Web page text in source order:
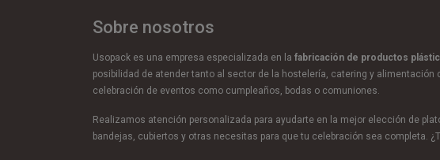
Sobre nosotros
Usopack es una empresa especializada en la fabricación de productos
posibilidad de atender tanto al sector de la hostelería, catering y alimentación
celebración de eventos como cumpleaños, bodas o comuniones.
Realizamos atención personalizada para ayudarte en la mejor elección de
bandejas, cubiertos y otras necesitas para que tu celebración sea completa.